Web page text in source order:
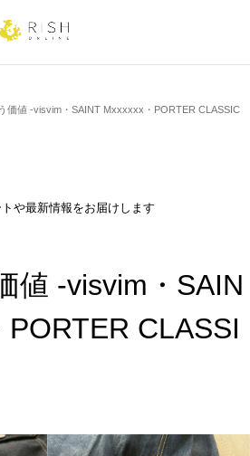
価値 -visvim・SAINT Mxxxxxx・PORTER CLASSIC
や最新情報をお届けします
値 -visvim・SAIN
CLASSI